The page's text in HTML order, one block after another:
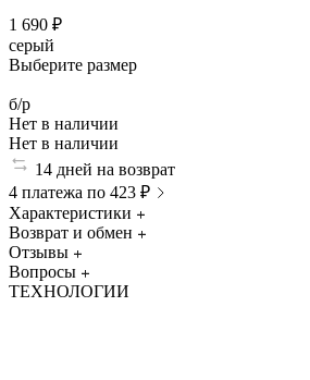
1 690 ₽
серый
Выберите размер
б/р
Нет в наличии
Нет в наличии
14 дней на возврат
4 платежа по 423 ₽
Характеристики
Возврат и обмен
Отзывы
Вопросы
ТЕХНОЛОГИИ